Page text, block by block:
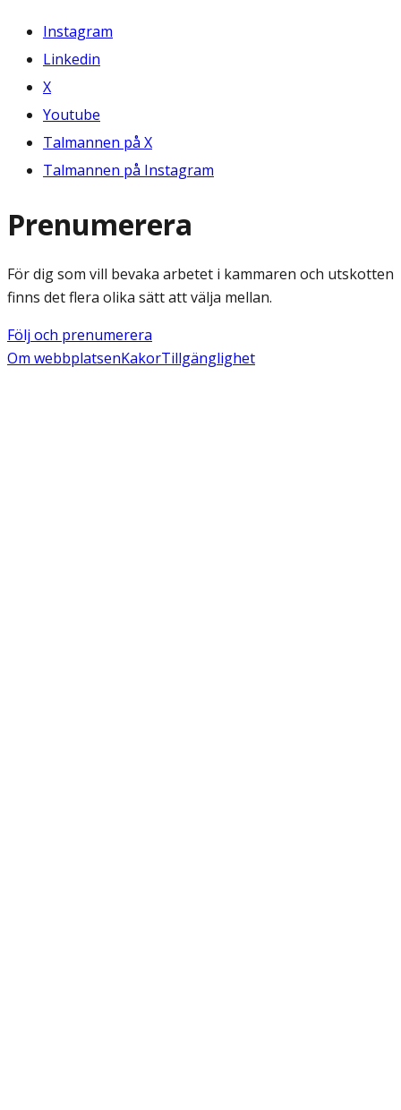
Instagram
Linkedin
X
Youtube
Talmannen på X
Talmannen på Instagram
Prenumerera
För dig som vill bevaka arbetet i kammaren och utskotten
finns det flera olika sätt att välja mellan.
Följ och prenumerera
Om webbplatsenKakorTillgänglighet